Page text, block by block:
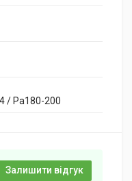
/ Pa180-200
Залишити відгук